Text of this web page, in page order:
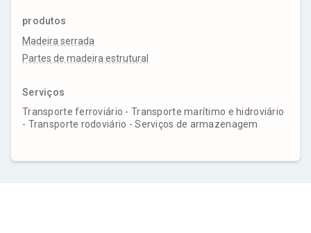
produtos
Madeira serrada
Partes de madeira estrutural
Serviços
Transporte ferroviário - Transporte marítimo e hidroviário
- Transporte rodoviário - Serviços de armazenagem